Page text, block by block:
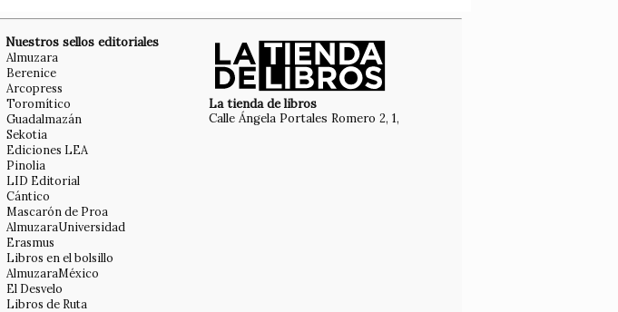
Nuestros sellos editoriales
Almuzara
Berenice
Arcopress
Toromítico
Guadalmazán
Sekotia
Ediciones LEA
Pinolia
LID Editorial
Cántico
Mascarón de Proa
AlmuzaraUniversidad
Erasmus
Libros en el bolsillo
AlmuzaraMéxico
El Desvelo
Libros de Ruta
La tienda de libros
Calle Ángela Portales Romero 2, 1,